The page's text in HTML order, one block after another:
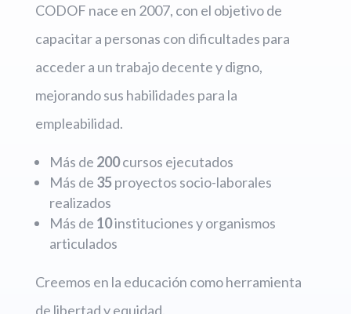
CODOF nace en 2007, con el objetivo de
capacitar a personas con dificultades para
acceder a un trabajo decente y digno,
mejorando sus habilidades para la
empleabilidad.
Más de 200cursos ejecutados
Más de 35proyectos socio-laborales
realizados
Más de 10instituciones y organismos
articulados
Creemos en la educación como herramienta
de libertad y equidad.